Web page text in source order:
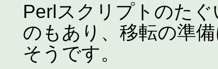
Perlスクリプトのた
のもあり、移転の準
そうです。